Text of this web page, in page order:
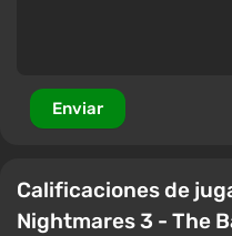
Enviar
Calificaciones de
Nightmares 3 - The